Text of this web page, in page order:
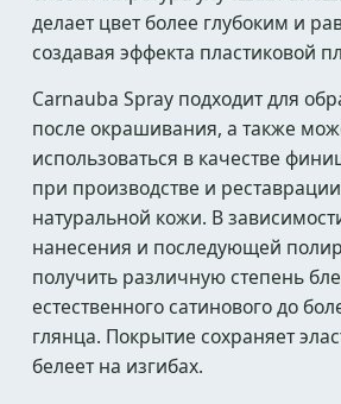
делает цвет более глубоким и
создавая эффекта пластиковой
Carnauba Spray подходит для
после окрашивания, а также
использоваться в качестве
при производстве и
натуральной кожи. В
нанесения и последующей
получить различную степень
естественного сатинового до
глянца. Покрытие сохраняет
белеет на изгибах.